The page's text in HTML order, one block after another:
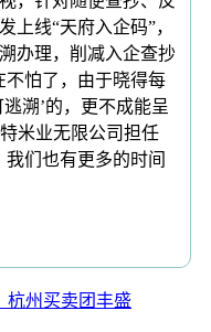
上线“天府入企码”，
办理，削减入企查抄
不怕了，由于晓得每
溯’的，更不成能呈
米业无限公司担任
们也有更多的时间
杭州买卖团丰盛